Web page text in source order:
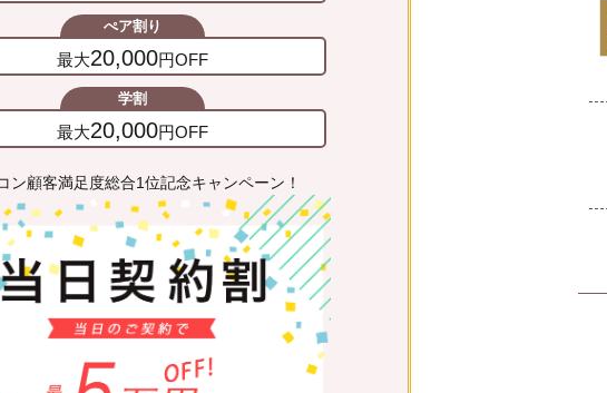
ぺア割り
最大20,000円OFF
学割
最大20,000円OFF
ン顧客満足度総合1位記念キャンペーン！